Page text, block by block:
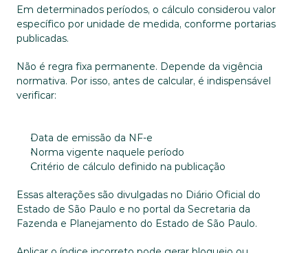
Em determinados períodos, o cálculo considerou valor
específico por unidade de medida, conforme portarias
publicadas.
Não é regra fixa permanente. Depende da vigência
normativa. Por isso, antes de calcular, é indispensável
verificar:
Data de emissão da NF-e
Norma vigente naquele período
Critério de cálculo definido na publicação
Essas alterações são divulgadas no Diário Oficial do
Estado de São Paulo e no portal da Secretaria da
Fazenda e Planejamento do Estado de São Paulo.